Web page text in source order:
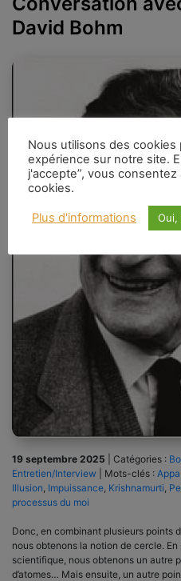
David Bohm
19 septembre 2025 Catégories :
Entretien/Interview
Mots-clés :
Illusion Impuissance Krishnamurti
processus du moi
Donc, en combinant plusieurs points
nous obtenons la notion de cercle.
scientifique, nous obtenons un autre
d’atomes… Mais ensuite, un autre
Nous utilisons des cookies
expérience sur notre site.
j'accepte”, vous
cookies.
Plus d'informations Oui,